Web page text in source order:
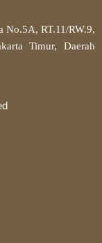
No.5A, RT.11/RW.9,
Timur, Daerah